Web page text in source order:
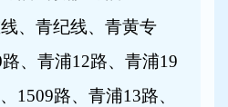
、青纪线、青黄专
、青浦12路、青浦19
1509路、青浦13路、